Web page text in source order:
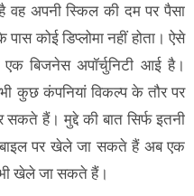
वह अपनी स्किल की दम पर पैसा
कोई डिप्लोमा नहीं होता। ऐसे
बिजनेस अपॉर्चुनिटी आई है।
कुछ कंपनियां विकल्प के तौर पर
हैं। मुद्दे की बात सिर्फ इतनी
पर खेले जा सकते हैं अब एक
खेले जा सकते हैं।